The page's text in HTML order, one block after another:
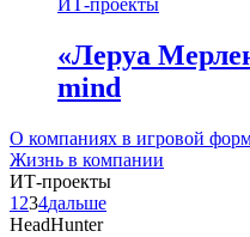
ИТ-проекты
«Леруа
mind
О компаниях в игровой
Жизнь в компании
ИТ-проекты
1 234дальше
HeadHunter